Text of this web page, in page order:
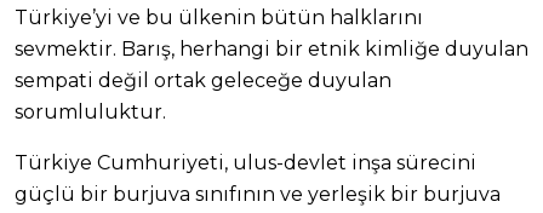
Türkiye’yi ve bu ülkenin bütün halklarını
sevmektir. Barış, herhangi bir etnik kimliğe duyulan
sempati değil ortak geleceğe duyulan
sorumluluktur.
Türkiye Cumhuriyeti, ulus-devlet inşa sürecini
güçlü bir burjuva sınıfının ve yerleşik bir burjuva